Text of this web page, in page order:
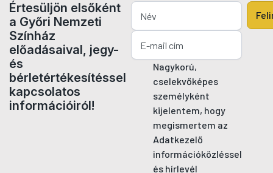
Értesüljön elsőként
a Győri Nemzeti
Színház
előadásaival, jegy-
és
bérletértékesítéssel
kapcsolatos
információiról!
Nagykorú,
cselekvőképes
személyként
kijelentem, hogy
megismertem az
Adatkezelő
információközléssel
és hírlevél